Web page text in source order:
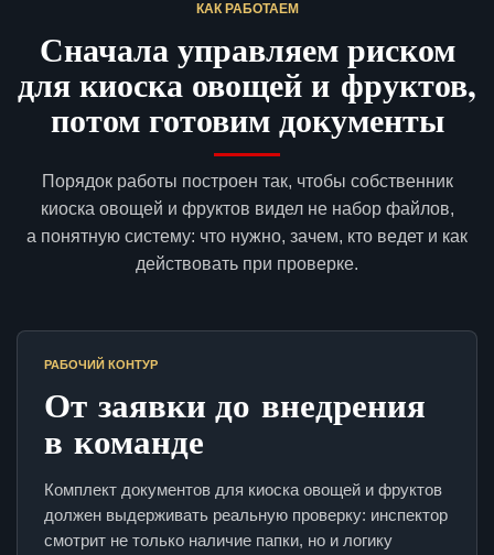
КАК РАБОТАЕМ
Сначала управляем риском
для киоска овощей и фруктов,
потом готовим документы
Порядок работы построен так, чтобы собственник
киоска овощей и фруктов видел не набор файлов,
а понятную систему: что нужно, зачем, кто ведет и как
действовать при проверке.
РАБОЧИЙ КОНТУР
От заявки до внедрения
в команде
Комплект документов для киоска овощей и фруктов
должен выдерживать реальную проверку: инспектор
смотрит не только наличие папки, но и логику